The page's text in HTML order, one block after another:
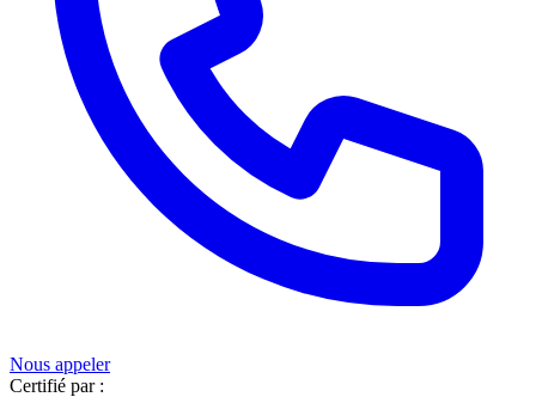
Nous appeler
Certifié par :